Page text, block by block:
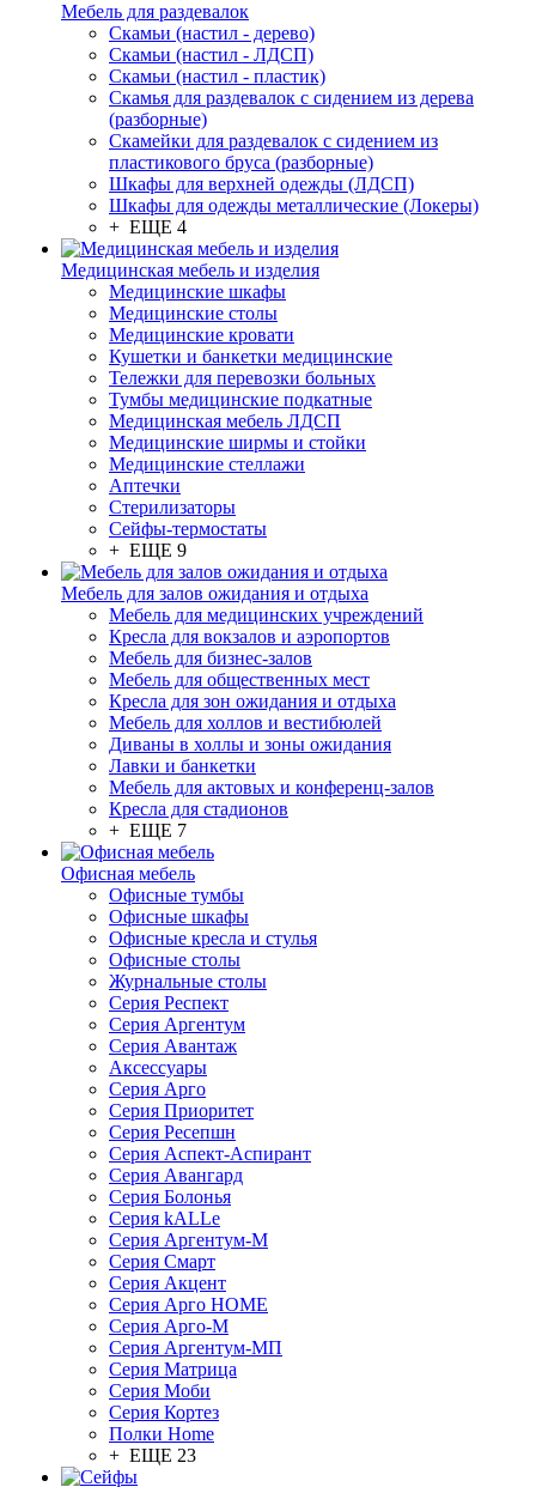
Мебель для раздевалок
Скамьи (настил - дерево)
Скамьи (настил - ЛДСП)
Скамьи (настил - пластик)
Скамья для раздевалок с сидением из дерева
(разборные)
Скамейки для раздевалок с сидением из
пластикового бруса (разборные)
Шкафы для верхней одежды (ЛДСП)
Шкафы для одежды металлические (Локеры)
+ ЕЩЕ 4
Медицинская мебель и изделия
Медицинские шкафы
Медицинские столы
Медицинские кровати
Кушетки и банкетки медицинские
Тележки для перевозки больных
Тумбы медицинские подкатные
Медицинская мебель ЛДСП
Медицинские ширмы и стойки
Медицинские стеллажи
Аптечки
Стерилизаторы
Сейфы-термостаты
+ ЕЩЕ 9
Мебель для залов ожидания и отдыха
Мебель для медицинских учреждений
Кресла для вокзалов и аэропортов
Мебель для бизнес-залов
Мебель для общественных мест
Кресла для зон ожидания и отдыха
Мебель для холлов и вестибюлей
Диваны в холлы и зоны ожидания
Лавки и банкетки
Мебель для актовых и конференц-залов
Кресла для стадионов
+ ЕЩЕ 7
Офисная мебель
Офисные тумбы
Офисные шкафы
Офисные кресла и стулья
Офисные столы
Журнальные столы
Серия Респект
Серия Аргентум
Серия Авантаж
Аксессуары
Серия Арго
Серия Приоритет
Серия Ресепшн
Серия Аспект-Аспирант
Серия Авангард
Серия Болонья
Серия kALLe
Серия Аргентум-М
Серия Смарт
Серия Акцент
Серия Арго HOME
Серия Арго-М
Серия Аргентум-МП
Серия Матрица
Серия Моби
Серия Кортез
Полки Home
+ ЕЩЕ 23